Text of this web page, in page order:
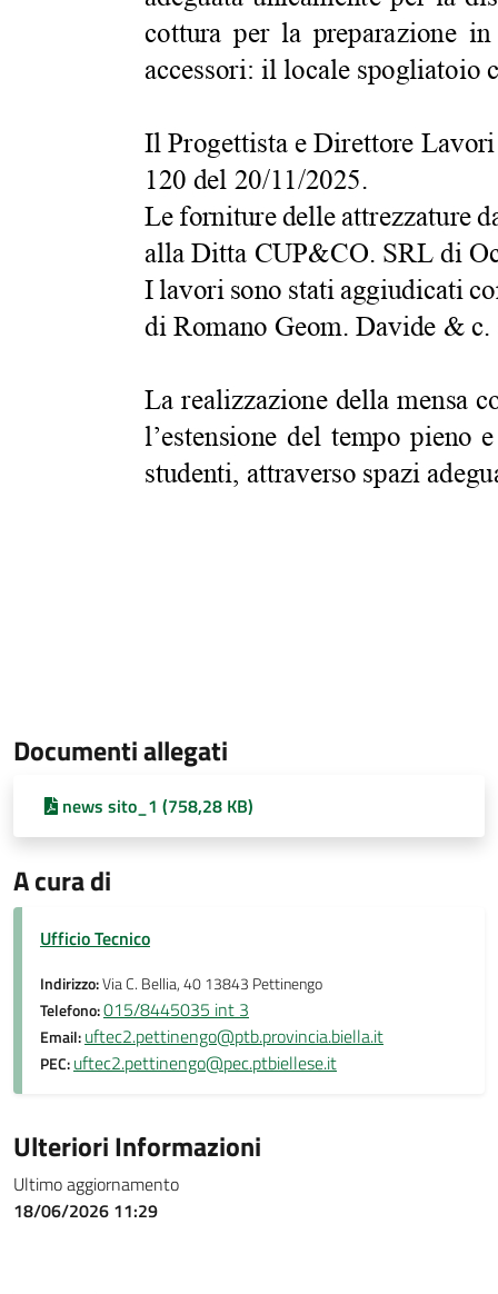
Documenti allegati
news sito_1 (758,28 KB)
A cura di
Ufficio Tecnico
Indirizzo:Via C. Bellia, 40 13843 Pettinengo
Telefono:015/8445035 int 3
Email:uftec2.pettinengo@ptb.provincia.biella.it
PEC:uftec2.pettinengo@pec.ptbiellese.it
Ulteriori Informazioni
Ultimo aggiornamento
18/06/2026 11:29